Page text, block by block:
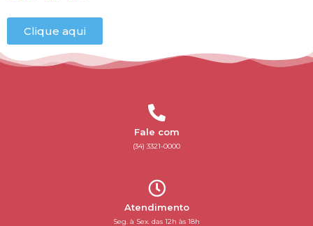
Clique aqui
Fale com
(34) 3321-0000
Atendimento
Seg. à Sex. das 12h às 18h